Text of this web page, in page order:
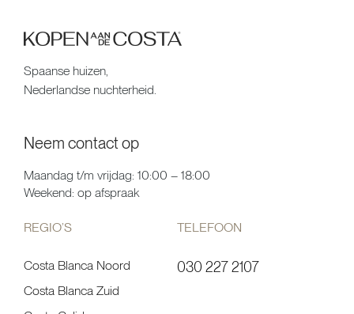
Spaanse huizen,
Nederlandse nuchterheid.
Neem contact op
Maandag t/m vrijdag: 10:00 – 18:00
Weekend: op afspraak
REGIO’S
Costa Blanca Noord
Costa Blanca Zuid
TELEFOON
030 227 2107